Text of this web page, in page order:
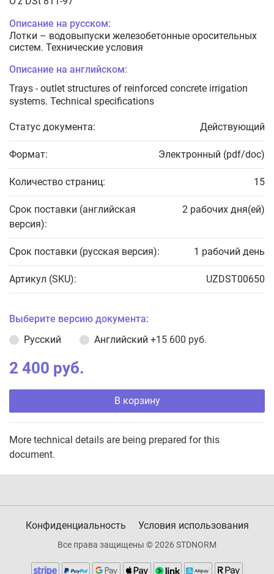
Описание на русском:
Лотки – водовыпуски железобетонные оросительных
систем. Технические условия
Описание на английском:
Trays - outlet structures of reinforced concrete irrigation
systems. Technical specifications
Статус документа: Действующий
Формат: Электронный (pdf/doc)
Количество страниц: 15
Срок поставки (английская
версия):
2 рабочих дня(ей)
Срок поставки (русская версия): 1 рабочий день
Артикул (SKU): UZDST00650
Выберите версию документа:
Русский
Английский +15 600 руб.
2 400 руб.
В корзину
More technical details are being prepared for this
document.
Конфиденциальность Условия использования
Все права защищены © 2026 STDNORM